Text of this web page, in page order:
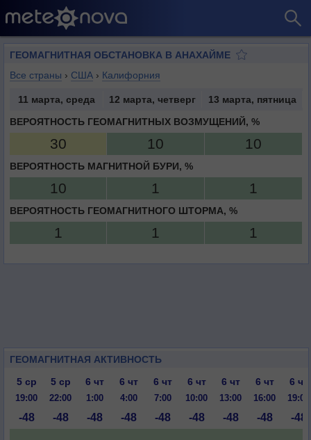
ГЕОМАГНИТНАЯ ОБСТАНОВКА В АНАХАЙМЕ
Все страны › США › Калифорния
11 марта, среда 12 марта, четверг
13 марта, пятница
ВЕРОЯТНОСТЬ ГЕОМАГНИТНЫХ ВОЗМУЩЕНИЙ, %
30 10 10
ВЕРОЯТНОСТЬ МАГНИТНОЙ БУРИ, %
10 1 1
ВЕРОЯТНОСТЬ ГЕОМАГНИТНОГО ШТОРМА, %
1 1 1
ГЕОМАГНИТНАЯ АКТИВНОСТЬ
5 ср
5 ср 6 чт 6 чт 6 чт 6 чт 6 чт 6 чт 6 чт
19:00 22:00 1:00 4:00 7:00 10:00 13:00 16:00 19:00
-48 -48 -48 -48 -48 -48 -48 -48 -48